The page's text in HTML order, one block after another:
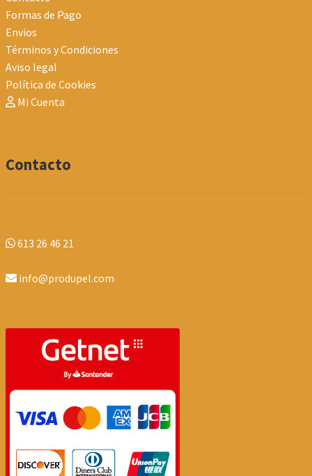
Formas de Pago
Envios
Términos y Condiciones
Aviso legal
Política de Cookies
Mi Cuenta
Contacto
613 26 46 21
info@produpel.com